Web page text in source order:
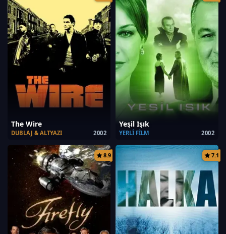
The Wire
2002
DUBLAJ & ALTYAZI
Yeşil Işık
2002
YERLI FILM
8.9 7.1